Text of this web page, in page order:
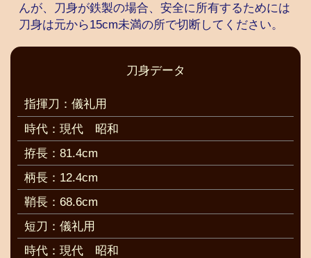
んが、刀身が鉄製の場合、安全に所有するためには
刀身は元から15cm未満の所で切断してください。
刀身データ
指揮刀：儀礼用
時代：現代 昭和
拵長：81.4cm
柄長：12.4cm
鞘長：68.6cm
短刀：儀礼用
時代：現代 昭和